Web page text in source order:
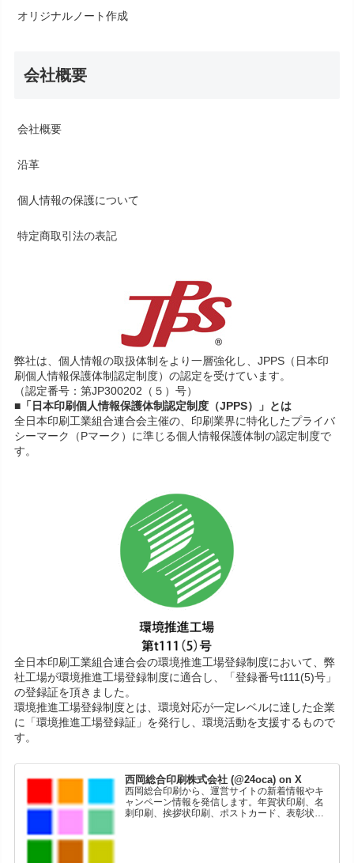
オリジナルノート作成
会社概要
会社概要
沿革
個人情報の保護について
特定商取引法の表記
弊社は、個人情報の取扱体制をより一層強化し、JPPS（日本印
刷個人情報保護体制認定制度）の認定を受けています。
（認定番号：第JP300202（５）号）
■「日本印刷個人情報保護体制認定制度（JPPS）」とは
全日本印刷工業組合連合会主催の、印刷業界に特化したプライバ
シーマーク（Pマーク）に準じる個人情報保護体制の認定制度で
す。
全日本印刷工業組合連合会の環境推進工場登録制度において、弊
社工場が環境推進工場登録制度に適合し、「登録番号t111(5)号」
の登録証を頂きました。
環境推進工場登録制度とは、環境対応が一定レベルに達した企業
に「環境推進工場登録証」を発行し、環境活動を支援するもので
す。
西岡総合印刷株式会社 (@24oca) on X
西岡総合印刷から、運営サイトの新着情報やキ
ャンペーン情報を発信します。年賀状印刷、名
刺印刷、挨拶状印刷、ポストカード、表彰状印